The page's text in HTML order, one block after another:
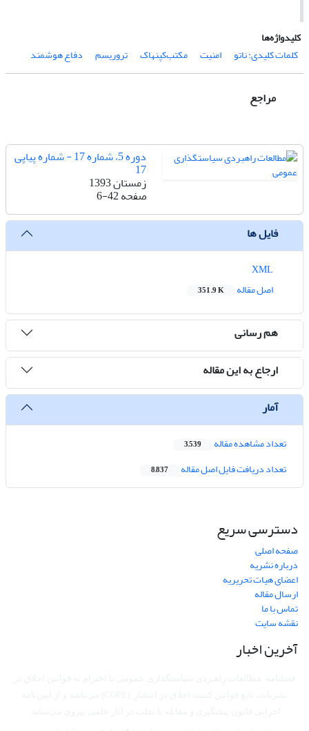
کلیدواژه‌ها
کلمات کلیدی: ناتو
امنیت مکتب‌کپنهاک تروریسم دفاع هوشمند
مراجع
دوره 5، شماره 17 - شماره پیاپی
17
زمستان 1393
صفحه6-42
فایل ها
اصل مقاله
351.9 K
هم رسانی
ارجاع به این مقاله
آمار
تعداد مشاهده مقاله 3,539
تعداد دریافت فایل اصل مقاله 8,837
دسترسی سریع
صفحه اصلی
درباره نشریه
اعضای هیات تحریریه
ارسال مقاله
تماس با ما
نقشه سایت
آخرین اخبار